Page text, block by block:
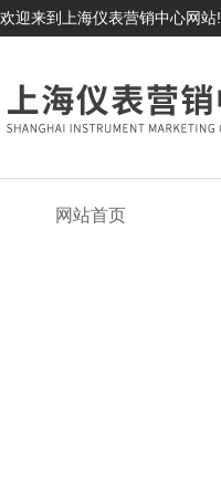
欢迎来到上海仪表营销中心网站!
网站首页